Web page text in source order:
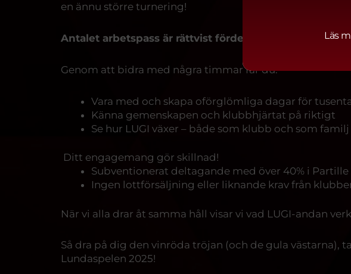
en ännu större turnering!
Antalet arbetspass är rättvist fördelat och beror på
Genom att bidra med några timmar får du:
Vara med och skapa oförglömliga dagar för
Känna gemenskapen och klubbhjärtat på riktigt
Se hur LUGI växer – både som klubb och som familj
Ditt engagemang gör skillnad!
Subventionerat deltagande med över 40% i
Ingen lottförsäljning eller liknande krav från
När vi alla drar åt samma håll visar vi vad LUGI-andan
Så dra på dig den vinröda tröjan (och de gula västarna),
Lundaspelen 2025!
Läs